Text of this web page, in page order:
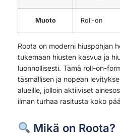
Muoto Roll-on
Roota on moderni hiuspohjan
tukemaan hiusten kasvua ja
luonnollisesti. Tämä roll-on-
täsmällisen ja nopean
alueille, jolloin aktiiviset
ilman turhaa rasitusta koko
Mikä on Roota?